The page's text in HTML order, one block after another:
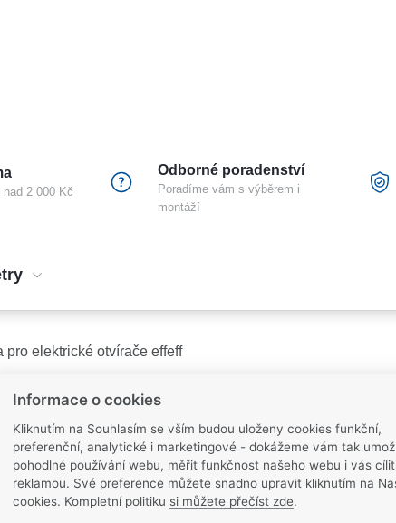
nad 2 000 Kč
Odborné poradenství
Poradíme vám s výběrem i
montáží
pro elektrické otvírače effeff
Informace o cookies
Kliknutím na Souhlasím se vším budou uloženy cookies funkční,
preferenční, analytické i marketingové - dokážeme vám tak
pohodlné používání webu, měřit funkčnost našeho webu i vás cílit
reklamou. Své preference můžete snadno upravit kliknutím na
cookies. Kompletní politiku si můžete přečíst zde.